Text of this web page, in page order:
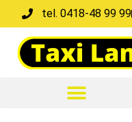
tel. 0418-48 99 99